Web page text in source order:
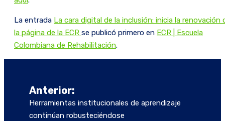
La entrada La cara digital de la inclusión: inicia la renovación
la página de la ECR se publicó primero en ECR | Escuela
Colombiana de Rehabilitación.
entradas
Anterior:
Herramientas institucionales de aprendizaje
continúan robusteciéndose